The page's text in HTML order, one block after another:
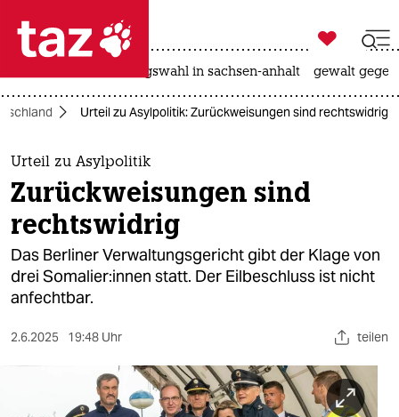
 taz zahl ich
taz zahl ich
themen
politik
öko
gesellschaft
sport

taz zahl ich
landtagswahl in sachsen-anhalt gewalt
Urteil zu Asylpolitik: Zurückweisungen sind rechtswidrig
Urteil zu Asylpolitik
Zurückweisungen sind
rechtswidrig
Das Berliner Verwaltungsgericht gibt der Klage von
drei So­ma­lie­r:in­nen statt. Der Eilbeschluss ist nicht
anfechtbar.
2.6.2025 19:48 Uhr teilen